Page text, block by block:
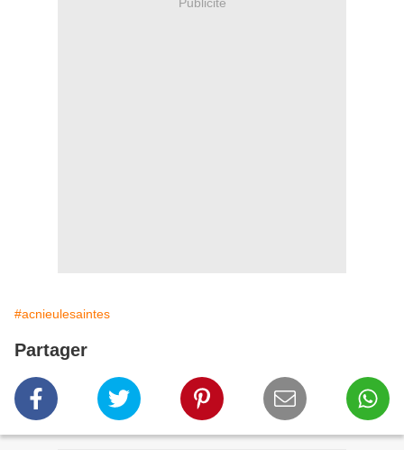
#acnieulesaintes
Partager